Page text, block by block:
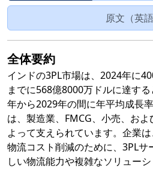
原文（英語
全体要約
インドの3PL市場は、2024年に
までに568億8000万ドルに達す
年から2029年の間に年平均成長
は、製造業、FMCG、小売、お
よって支えられています。企業
物流コスト削減のために、3PL
しい物流能力や複雑なソリューシ